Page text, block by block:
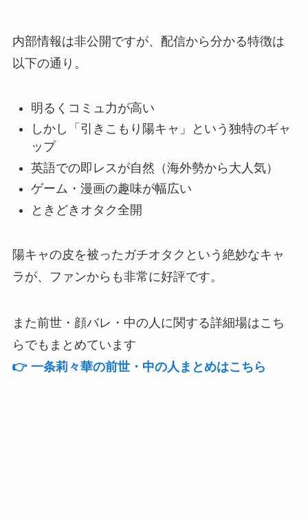
内部情報は非公開ですが、配信から分かる特徴は
以下の通り。
明るくコミュ力が高い
しかし「引きこもり陽キャ」という独特のギャ
ップ
英語での即レスが自然（海外勢から大人気）
ゲーム・漫画の趣味が幅広い
ときどきオタク全開
陽キャの皮を被ったガチオタクという絶妙なキャ
ラが、ファンからも非常に好評です。
また前世・顔バレ・中の人に関する詳細場はこち
らでもまとめています
👉 一条莉々華の前世・中の人まとめはこちら